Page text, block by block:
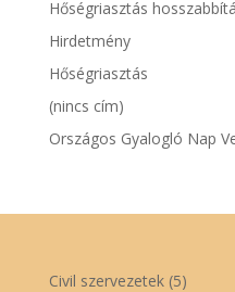
Hőségriasztás
Hirdetmény
Hőségriasztás
(nincs cím)
Országos Gyalogló Nap
Civil szervezetek(5)